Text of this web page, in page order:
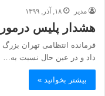
مدیر ۱۸, آذر, ۱۳۹۹
هشدار پلیس
داد و در عین حال نسبت به…
بیشتر بخوانید »